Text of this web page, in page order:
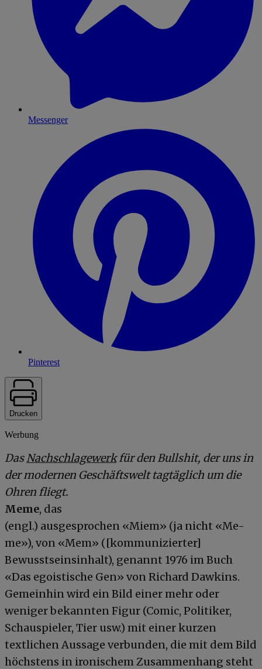
Messenger
Pinterest
Drucken
Werbung
DasNachschlagewerkfür den Bullshit, der uns in
der modernen Geschäftswelt tagtäglich um die
Ohren fliegt.
Meme, das
(engl.) ausgesprochen «Miem» (ja nicht «Me-
me»), von «Mem» ([kommunizierter]
Bewusstseinsinhalt), genannt 1976 im Buch
«Das egoistische Gen» von Richard Dawkins.
Gemeinhin wird ein Bild einer mehr oder
weniger bekannten Figur (Comic, Politiker,
Schauspieler, Tier usw.) mit einer kurzen
textlichen Aussage verbunden, die mit dem Bild
höchstens in ironischem Zusammenhang steht